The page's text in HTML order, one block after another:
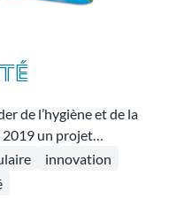
de l’hygiène et de la
2019 un projet
échelle : réduire
et intégrer de la
innovation